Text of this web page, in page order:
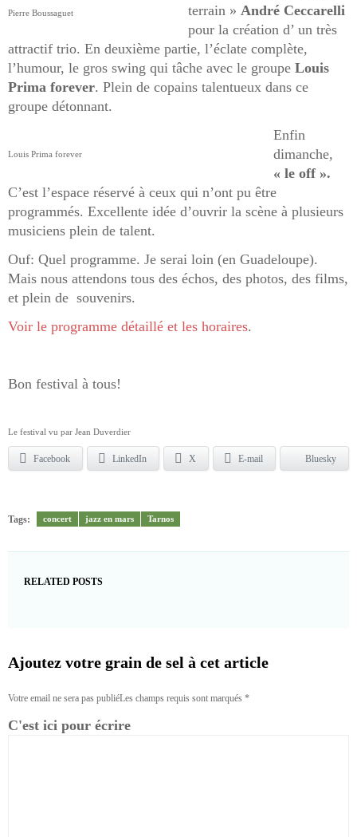
Pierre Boussaguet
terrain » André Ceccarelli
pour la création d’ un très
attractif trio. En deuxième partie, l’éclate complète,
l’humour, le gros swing qui tâche avec le groupe Louis
Prima forever. Plein de copains talentueux dans ce
groupe détonnant.
Louis Prima forever
Enfin
dimanche,
« le off ».
C’est l’espace réservé à ceux qui n’ont pu être
programmés. Excellente idée d’ouvrir la scène à plusieurs
musiciens plein de talent.
Ouf: Quel programme. Je serai loin (en Guadeloupe).
Mais nous attendons tous des échos, des photos, des films,
et plein de souvenirs.
Voir le programme détaillé et les horaires.
Bon festival à tous!
Le festival vu par Jean Duverdier
Facebook LinkedIn X E-mail Bluesky
Tags: concert jazz en mars Tarnos
RELATED POSTS
Ajoutez votre grain de sel à cet article
Votre email ne sera pas publiéLes champs requis sont marqués *
C'est ici pour écrire